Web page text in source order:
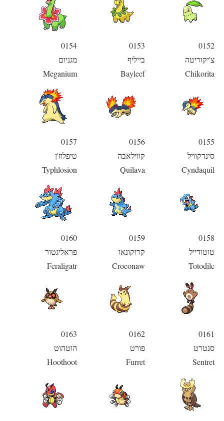
0152
צ'יקוריטה
Chikorita
0153
בייליף
Bayleef
0154
מגניום
Meganium
0155
סינדקוויל
Cyndaquil
0156
קווילאבה
Quilava
0157
טיפלוז'ן
Typhlosion
0158
טוטודייל
Totodile
0159
קרוקונאו
Croconaw
0160
פראליגטור
Feraligatr
0161
סנטרט
Sentret
0162
פורט
Furret
0163
הוטהוט
Hoothoot